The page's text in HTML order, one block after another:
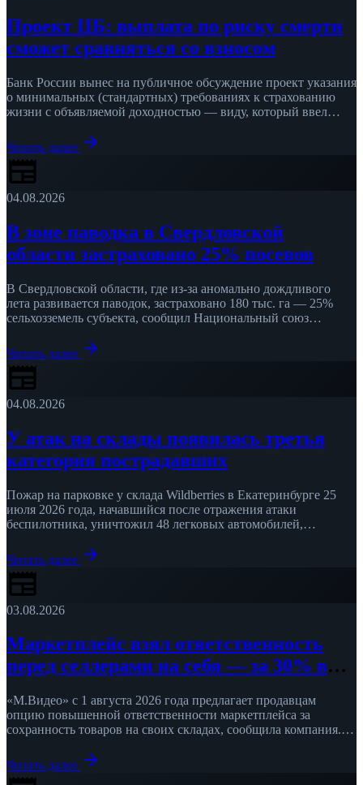
Проект ЦБ: выплата по риску смерти
сможет сравняться со взносом
Банк России вынес на публичное обсуждение проект указания
о минимальных (стандартных) требованиях к страхованию
жизни с объявляемой доходностью — виду, который ввел
Читать далее arrow_forward
newspaper
04.08.2026
В зоне паводка в Свердловской
области застраховано 25% посевов
В Свердловской области, где из-за аномально дождливого
лета развивается паводок, застраховано 180 тыс. га — 25%
сельхозземель субъекта, сообщил Национальный союз
Читать далее arrow_forward
newspaper
04.08.2026
У атак на склады появилась третья
категория пострадавших
Пожар на парковке у склада Wildberries в Екатеринбурге 25
июля 2026 года, начавшийся после отражения атаки
беспилотника, уничтожил 48 легковых автомобилей,
Читать далее arrow_forward
newspaper
03.08.2026
Маркетплейс взял ответственность
перед селлерами на себя — за 30% в
«М.Видео» с 1 августа 2026 года предлагает продавцам
опцию повышенной ответственности маркетплейса за
сохранность товаров на своих складах, сообщила компания.
Читать далее arrow_forward